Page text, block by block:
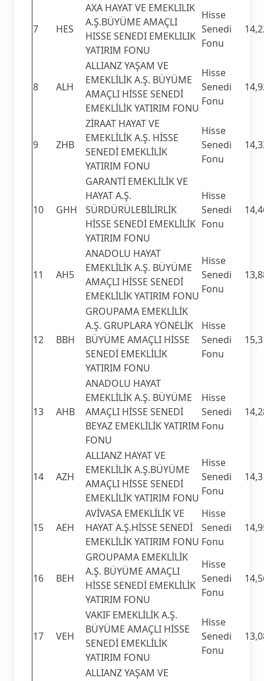
7 HES
AXA HAYAT VE EMEKLILIK
A.Ş.BÜYÜME AMAÇLI
HISSE SENEDI EMEKLILIK
YATIRIM FONU
Hisse
Senedi
Fonu
8 ALH
ALLIANZ YAŞAM VE
EMEKLİLİK A.Ş. BÜYÜME
AMAÇLI HİSSE SENEDİ
EMEKLİLİK YATIRIM FONU
Hisse
Senedi
Fonu
9 ZHB
ZİRAAT HAYAT VE
EMEKLİLİK A.Ş. HİSSE
SENEDİ EMEKLİLİK
YATIRIM FONU
Hisse
Senedi
Fonu
10 GHH
GARANTİ EMEKLİLİK VE
HAYAT A.Ş.
SÜRDÜRÜLEBİLİRLİK
HİSSE SENEDİ EMEKLİLİK
YATIRIM FONU
Hisse
Senedi
Fonu
11 AH5
ANADOLU HAYAT
EMEKLİLİK A.Ş. BÜYÜME
AMAÇLI HİSSE SENEDİ
EMEKLİLİK YATIRIM FONU
Hisse
Senedi
Fonu
12 BBH
GROUPAMA EMEKLİLİK
A.Ş. GRUPLARA YÖNELİK
BÜYÜME AMAÇLI HİSSE
SENEDİ EMEKLİLİK
YATIRIM FONU
Hisse
Senedi
Fonu
15,3
13 AHB
ANADOLU HAYAT
EMEKLİLİK A.Ş. BÜYÜME
AMAÇLI HİSSE SENEDİ
BEYAZ EMEKLİLİK YATIRIM
FONU
Hisse
Senedi
Fonu
14 AZH
ALLIANZ HAYAT VE
EMEKLİLİK A.Ş.BÜYÜME
AMAÇLI HİSSE SENEDİ
EMEKLİLİK YATIRIM FONU
Hisse
Senedi
Fonu
14,3
15 AEH
AVİVASA EMEKLİLİK VE
HAYAT A.Ş.HİSSE SENEDİ
EMEKLİLİK YATIRIM FONU
Hisse
Senedi
Fonu
16 BEH
GROUPAMA EMEKLİLİK
A.Ş. BÜYÜME AMAÇLI
HİSSE SENEDİ EMEKLİLİK
YATIRIM FONU
Hisse
Senedi
Fonu
17 VEH
VAKIF EMEKLİLİK A.Ş.
BÜYÜME AMAÇLI HİSSE
SENEDİ EMEKLİLİK
YATIRIM FONU
Hisse
Senedi
Fonu
ALLIANZ YAŞAM VE